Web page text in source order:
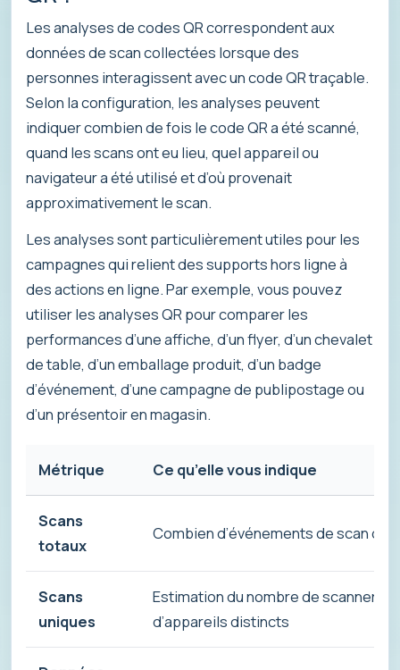
Les analyses de codes QR correspondent aux
données de scan collectées lorsque des
personnes interagissent avec un code QR traçable.
Selon la configuration, les analyses peuvent
indiquer combien de fois le code QR a été scanné,
quand les scans ont eu lieu, quel appareil ou
navigateur a été utilisé et d’où provenait
approximativement le scan.
Les analyses sont particulièrement utiles pour les
campagnes qui relient des supports hors ligne à
des actions en ligne. Par exemple, vous pouvez
utiliser les analyses QR pour comparer les
performances d’une affiche, d’un flyer, d’un chevalet
de table, d’un emballage produit, d’un badge
d’événement, d’une campagne de publipostage ou
d’un présentoir en magasin.
Métrique Ce qu’elle vous indique
Scans
totaux
Combien d’événements de scan ont
Scans
uniques
Estimation du nombre de scanners
d’appareils distincts